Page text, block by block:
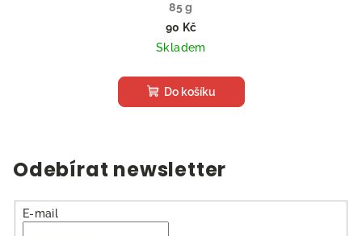
85 g
90 Kč
Skladem
Do košíku
Odebírat newsletter
E-mail